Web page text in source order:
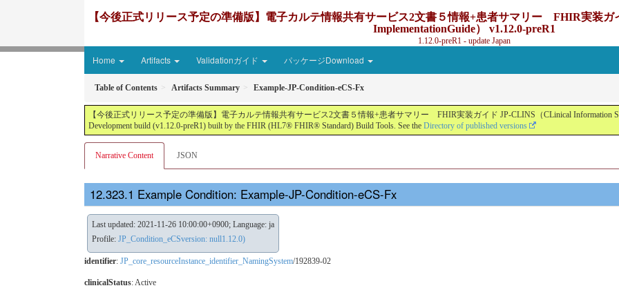
【今後正式リリース予定の準備版】電子カルテ情報共有サービス2文書５情報+患者サマリー FHIR実装
ImplementationGuide） v1.12.0-preR1
1.12.0-preR1 - update Japan
Home Artifacts Validationガイド パッケージDownload
Table of Contents Artifacts Summary Example-JP-Condition-eCS-Fx
【今後正式リリース予定の準備版】電子カルテ情報共有サービス2文書５情報+患者サマリー FHIR実装ガイド JP-CLINS（CLinical Information
Development build (v1.12.0-preR1) built by the FHIR (HL7® FHIR® Standard) Build Tools. See the Directory of published versions
Narrative Content JSON
Example Condition: Example-JP-Condition-eCS-Fx
Last updated: 2021-11-26 10:00:00+0900; Language: ja
Profile: JP_Condition_eCSversion: null1.12.0)
identifier: JP_core_resourceInstance_identifier_NamingSystem/192839-02
clinicalStatus: Active